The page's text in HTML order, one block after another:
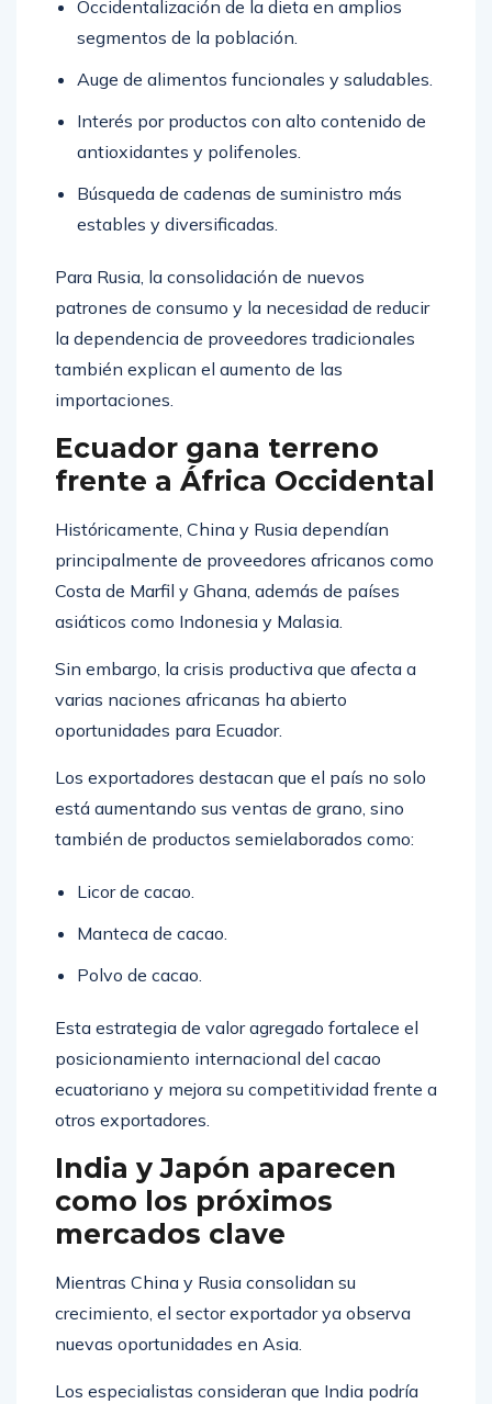
Occidentalización de la dieta en amplios
segmentos de la población.
Auge de alimentos funcionales y saludables.
Interés por productos con alto contenido de
antioxidantes y polifenoles.
Búsqueda de cadenas de suministro más
estables y diversificadas.
Para Rusia, la consolidación de nuevos
patrones de consumo y la necesidad de reducir
la dependencia de proveedores tradicionales
también explican el aumento de las
importaciones.
Ecuador gana terreno
frente a África Occidental
Históricamente, China y Rusia dependían
principalmente de proveedores africanos como
Costa de Marfil y Ghana, además de países
asiáticos como Indonesia y Malasia.
Sin embargo, la crisis productiva que afecta a
varias naciones africanas ha abierto
oportunidades para Ecuador.
Los exportadores destacan que el país no solo
está aumentando sus ventas de grano, sino
también de productos semielaborados como:
Licor de cacao.
Manteca de cacao.
Polvo de cacao.
Esta estrategia de valor agregado fortalece el
posicionamiento internacional del cacao
ecuatoriano y mejora su competitividad frente a
otros exportadores.
India y Japón aparecen
como los próximos
mercados clave
Mientras China y Rusia consolidan su
crecimiento, el sector exportador ya observa
nuevas oportunidades en Asia.
Los especialistas consideran que India podría